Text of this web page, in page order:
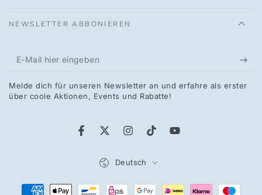
NEWSLETTER ABBONIEREN
E-
hier
Melde dich für unseren Newsletter an und erfahre als erster
über coole Aktionen, Events und Rabatte!
FacebookTwitterInstagramTikTokYouTube
Deutsch
Zahlungsmöglichkeiten